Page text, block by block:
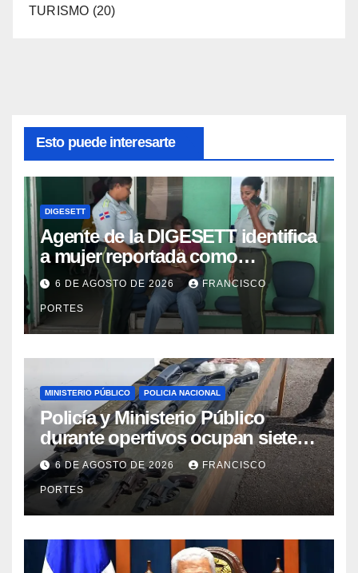
TURISMO (20)
Esto puede interesarte
DIGESETT
Agente de la DIGESETT identifica
a mujer reportada como
desaparecida tras encontrarla
desorientada
6 DE AGOSTO DE 2026 FRANCISCO
PORTES
MINISTERIO PÚBLICO POLICIA NACIONAL
Policía y Ministerio Público
durante opertivos ocupan siete
armas de fuego, presunta
cocaína y recuperan motocicleta
robada, en Barahona y San Juan
6 DE AGOSTO DE 2026 FRANCISCO
PORTES